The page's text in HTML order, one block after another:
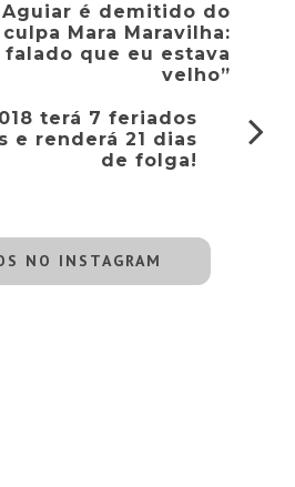
Aguiar é demitido do
culpa Mara Maravilha:
falado que eu estava
velho”
terá 7 feriados
e renderá 21 dias
de folga!
NO INSTAGRAM